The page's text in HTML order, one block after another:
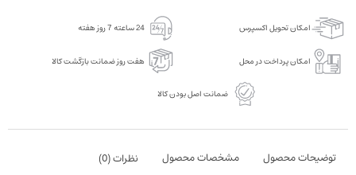
امکان تحویل اکسپرس 24 ساعته 7 روز هفته
امکان پرداخت در محل هفت روز ضمانت بازگشت کالا
ضمانت اصل بودن کالا
توضیحات محصول مشخصات محصول نظرات (0
)